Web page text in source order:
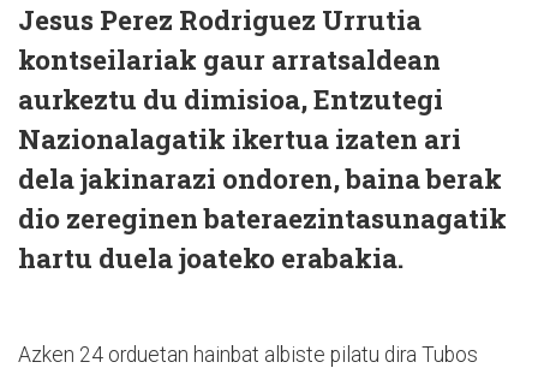
Jesus Perez Rodriguez Urrutia
kontseilariak gaur arratsaldean
aurkeztu du dimisioa, Entzutegi
Nazionalagatik ikertua izaten ari
dela jakinarazi ondoren, baina berak
dio zereginen bateraezintasunagatik
hartu duela joateko erabakia.
Azken 24 orduetan hainbat albiste pilatu dira Tubos